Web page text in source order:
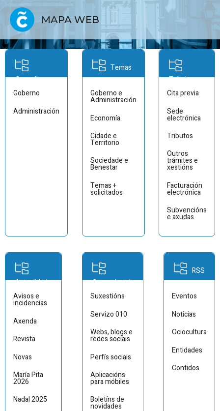
MAPA WEB
Concello
Goberno
Administración
Temas
Goberno e
Administración
Economía
Cidade e
Territorio
Sociedade e
Benestar
Temas +
solicitados
Trámites
Cita previa
Sede
electrónica
Tributos
Outros
trámites e
xestións
Facturación
electrónica
Subvencións
e axudas
Actualidade
Avisos e
incidencias
Axenda
Revista
Novas
MaríaPita
2026
Nadal 2025
Comunícate!
Suxestións
Servizo 010
Webs, blogs e
redes sociais
Perfís sociais
Aplicacións
para móbiles
Boletíns de
novidades
RSS
Eventos
Noticias
Ociocultura
Entidades
Contidos